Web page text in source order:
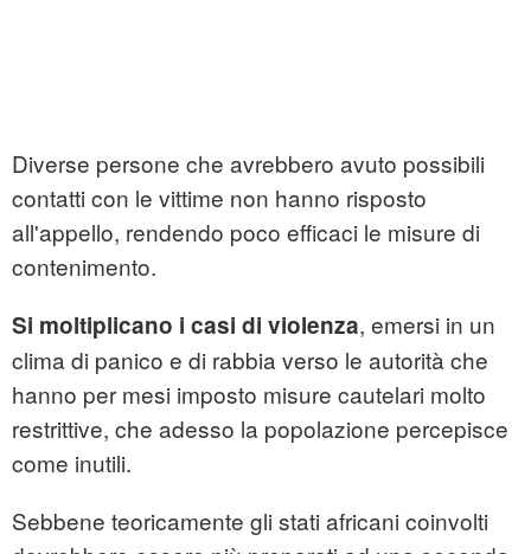
Diverse persone che avrebbero avuto possibili
contatti con le vittime non hanno risposto
all'appello, rendendo poco efficaci le misure di
contenimento.
Si moltiplicano i casi di violenza, emersi in un
clima di panico e di rabbia verso le autorità che
hanno per mesi imposto misure cautelari molto
restrittive, che adesso la popolazione percepisce
come inutili.
Sebbene teoricamente gli stati africani coinvolti